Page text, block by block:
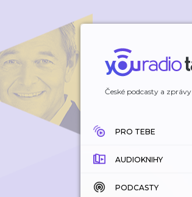
České podcasty a zprávy
PRO TEBE
AUDIOKNIHY
KATALOG
PODCASTY